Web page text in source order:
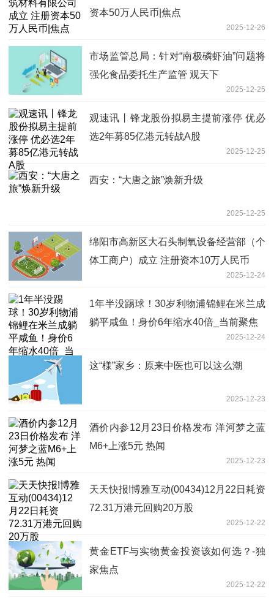
资本50万人民币|焦点
2025-12-26
市场监管总局：针对“南极磷虾油”问题将
强化食品委托生产监管 观天下
2025-12-25
观速讯丨锋龙股份拟易主提前涨停 优必
选2年募85亿港元转战A股
2025-12-25
西安：“大唐之旅”焕新升级
2025-12-25
绵阳市高新区大石头制氧设备经营部（个
体工商户）成立 注册资本10万人民币
2025-12-24
1年半没踢球！30岁利物浦锦鲤在米兰成
躺平咸鱼！身价6年缩水40倍_当前聚焦
2025-12-24
这“様”家乡：原来中医也可以这么潮
2025-12-23
酒价内参12月23日价格发布 洋河梦之蓝
M6+上涨5元 热闻
2025-12-23
天天快报!博雅互动(00434)12月22日耗资
72.31万港元回购20万股
2025-12-22
黄金ETF与实物黄金投资该如何选？-独
家焦点
2025-12-22